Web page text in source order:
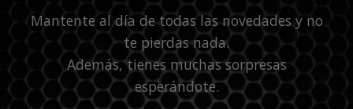
Mantente al día de todas las novedades y no
te pierdas nada.
Además, tienes muchas sorpresas
esperándote.